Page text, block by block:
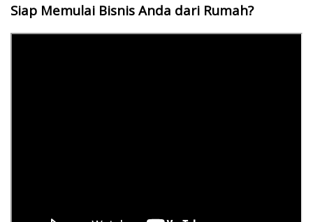
Siap Memulai Bisnis Anda dari Rumah?